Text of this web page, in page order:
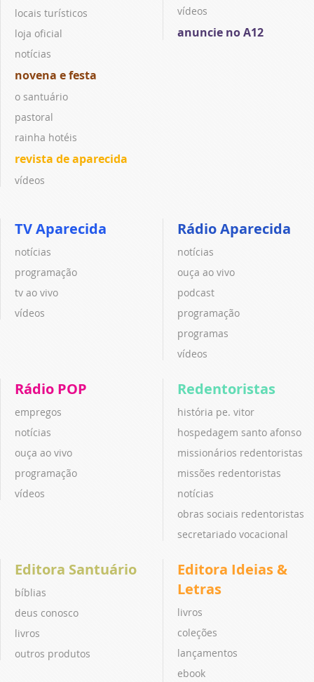
locais turísticos
loja oficial
notícias
novena e festa
o santuário
pastoral
rainha hotéis
revista de aparecida
vídeos
vídeos
anuncie no A12
TV Aparecida
notícias
programação
tv ao vivo
vídeos
Rádio Aparecida
notícias
ouça ao vivo
podcast
programação
programas
vídeos
Rádio POP
empregos
notícias
ouça ao vivo
programação
vídeos
Redentoristas
história pe. vitor
hospedagem santo afonso
missionários redentoristas
missões redentoristas
notícias
obras sociais redentoristas
secretariado vocacional
Editora Santuário
bíblias
deus conosco
livros
outros produtos
Editora Ideias &
Letras
livros
coleções
lançamentos
ebook